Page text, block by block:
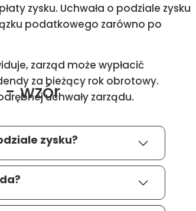
zysku. Uchwała o podziale zysku
podatkowego zarówno po
zarząd może wypłacić
za bieżący rok obrotowy.
uchwały zarządu.
- wzór
zysku?